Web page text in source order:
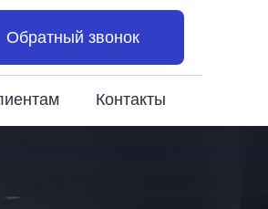
Контакты
Обратный звонок